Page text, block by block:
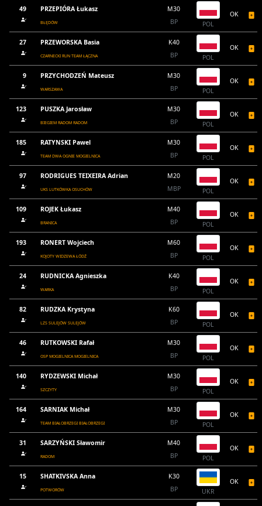
49 PRZEPIÓRA Łukasz
BŁĘDÓW
M30
BP
POL
OK
27 PRZEWORSKA Basia
CZARNECKI RUN TEAM ŁĄCZNA
K40
BP
POL
OK
9 PRZYCHODZEŃ Mateusz
WARSZAWA
M30
BP
POL
OK
123 PUSZKA Jarosław
BIEGIEM RADOM RADOM
M30
BP
POL
OK
185 RATYNSKI Pawel
TEAM DWA OGNIE MOGIELNICA
M30
BP
POL
OK
97 RODRIGUES TEIXEIRA Adrian
UKS LUTKÓWKA OSUCHÓW
M20
MBP
POL
OK
109 ROJEK Łukasz
BRANICA
M40
BP
POL
OK
193 RONERT Wojciech
KOJOTY WIDZEWA ŁÓDŹ
M60
BP
POL
OK
24 RUDNICKA Agnieszka
WARKA
K40
BP
POL
OK
82 RUDZKA Krystyna
LZS SULEJÓW SULEJÓW
K60
BP
POL
OK
46 RUTKOWSKI Rafał
OSP MOGIELNICA MOGIELNICA
M30
BP
POL
OK
140 RYDZEWSKI Michał
SZCZYTY
M30
BP
POL
OK
164 SARNIAK Michał
TEAM BIAŁOBRZEGI BIAŁOBRZEGI
M30
BP
POL
OK
31 SARZYŃSKI Sławomir
RADOM
M40
BP
POL
OK
15 SHATKIVSKA Anna
POTWORÓW
K30
BP
UKR
OK